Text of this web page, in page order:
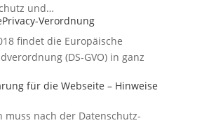
und…
Verordnung
findet die Europäische
(DS-GVO) in ganz
für die Webseite – Hinweise
muss nach der Datenschutz-